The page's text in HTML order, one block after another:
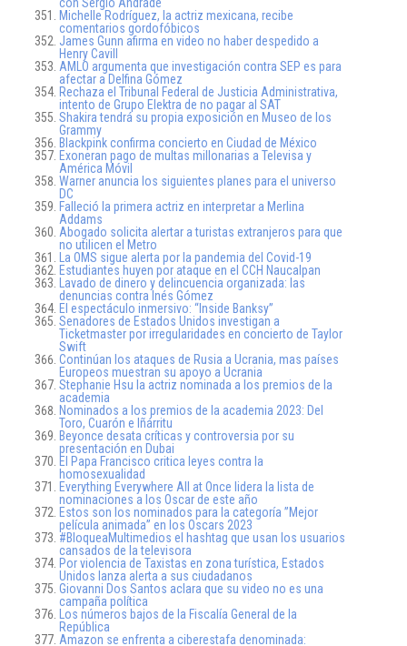
Michelle Rodríguez, la actriz mexicana, recibe
comentarios gordofóbicos
James Gunn afirma en video no haber despedido a
Henry Cavill
AMLO argumenta que investigación contra SEP es para
afectar a Delfina Gómez
Rechaza el Tribunal Federal de Justicia Administrativa,
intento de Grupo Elektra de no pagar al SAT
Shakira tendrá su propia exposición en Museo de los
Grammy
Blackpink confirma concierto en Ciudad de México
Exoneran pago de multas millonarias a Televisa y
América Móvil
Warner anuncia los siguientes planes para el universo
DC
Falleció la primera actriz en interpretar a Merlina
Addams
Abogado solicita alertar a turistas extranjeros para que
no utilicen el Metro
La OMS sigue alerta por la pandemia del Covid-19
Estudiantes huyen por ataque en el CCH Naucalpan
Lavado de dinero y delincuencia organizada: las
denuncias contra Inés Gómez
El espectáculo inmersivo: “Inside Banksy”
Senadores de Estados Unidos investigan a
Ticketmaster por irregularidades en concierto de Taylor
Swift
Continúan los ataques de Rusia a Ucrania, mas países
Europeos muestran su apoyo a Ucrania
Stephanie Hsu la actriz nominada a los premios de la
academia
Nominados a los premios de la academia 2023: Del
Toro, Cuarón e Iñárritu
Beyonce desata críticas y controversia por su
presentación en Dubai
El Papa Francisco critica leyes contra la
homosexualidad
Everything Everywhere All at Once lidera la lista de
nominaciones a los Oscar de este año
Estos son los nominados para la categoría ”Mejor
película animada” en los Oscars 2023
#BloqueaMultimedios el hashtag que usan los usuarios
cansados de la televisora
Por violencia de Taxistas en zona turística, Estados
Unidos lanza alerta a sus ciudadanos
Giovanni Dos Santos aclara que su video no es una
campaña política
Los números bajos de la Fiscalía General de la
República
Amazon se enfrenta a ciberestafa denominada: